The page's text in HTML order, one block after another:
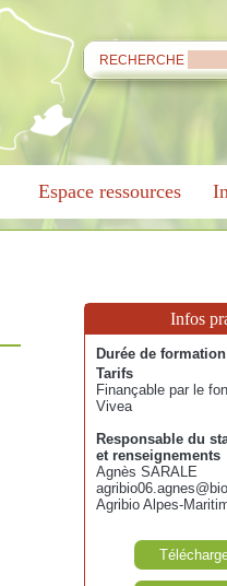
RECHERCHE
Espace ressources
Infos
Durée de formation
Tarifs
Finançable par le
Vivea
Responsable du
et renseignements
Agnès SARALE
Agribio Alpes-